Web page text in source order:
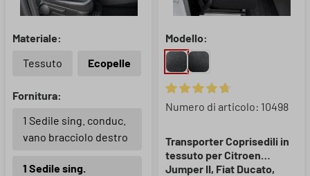
Materiale:
Tessuto
Ecopelle
Fornitura:
1 Sedile sing. conduc.
vano bracciolo destro
1 Sedile sing.
Modello:
Valutazione media di 4.67 su
Numero di articolo: 10498
Transporter Coprisedili in
tessuto per Citroen
Jumper II, Fiat Ducato,